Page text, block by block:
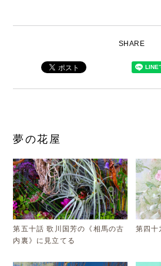
SHARE
夢の花屋
第五十話 歌川国芳の《相馬の古
内裏》に見立てる
第四十